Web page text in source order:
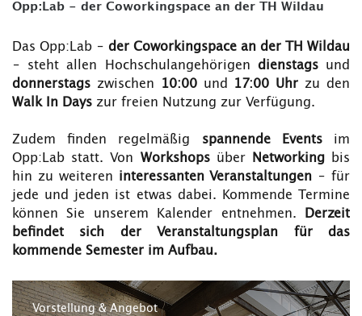
Opp:Lab - der Coworkingspace an der TH Wildau
Das Opp:Lab – der Coworkingspace an der TH Wildau
– steht allen Hochschulangehörigen dienstagsund
donnerstags zwischen 10:00und 17:00 Uhr zu den
Walk In Days zur freien Nutzung zur Verfügung.
Zudem finden regelmäßig spannende Eventsim
Opp:Lab statt. Von Workshopsüber Networkingbis
hin zu weiteren interessanten Veranstaltungen – für
jede und jeden ist etwas dabei. Kommende Termine
können Sie unserem Kalender entnehmen.
Derzeit
befindet sich der Veranstaltungsplan für das
kommende Semester im Aufbau.
Vorstellung & Angebot